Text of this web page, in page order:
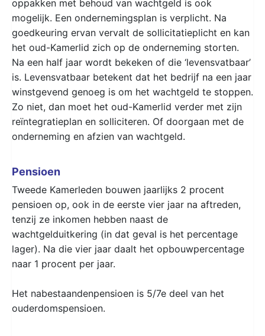
oppakken met behoud van wachtgeld is ook
mogelijk. Een ondernemingsplan is verplicht. Na
goedkeuring ervan vervalt de sollicitatieplicht en kan
het oud-Kamerlid zich op de onderneming storten.
Na een half jaar wordt bekeken of die ‘levensvatbaar’
is. Levensvatbaar betekent dat het bedrijf na een jaar
winstgevend genoeg is om het wachtgeld te stoppen.
Zo niet, dan moet het oud-Kamerlid verder met zijn
reïntegratieplan en solliciteren. Of doorgaan met de
onderneming en afzien van wachtgeld.
Pensioen
Tweede Kamerleden bouwen jaarlijks 2 procent
pensioen op, ook in de eerste vier jaar na aftreden,
tenzij ze inkomen hebben naast de
wachtgelduitkering (in dat geval is het percentage
lager). Na die vier jaar daalt het opbouwpercentage
naar 1 procent per jaar.
Het nabestaandenpensioen is 5/7e deel van het
ouderdomspensioen.